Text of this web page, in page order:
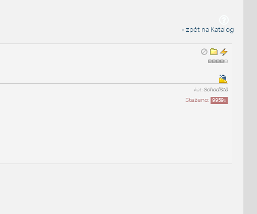
« zpět na Katalog
kat:Schodiště
Staženo: 9959x